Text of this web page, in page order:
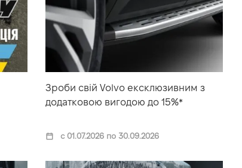
Зроби свій Volvo ексклюзивним з
додатковою вигодою до 15%*
с 01.07.2026 по 30.09.2026